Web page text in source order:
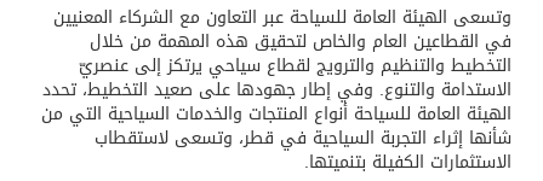
وتسعى الهيئة العامة للسياحة عبر التعاون مع الشركاء المعنيين
في القطاعين العام والخاص لتحقيق هذه المهمة من خلال
التخطيط والتنظيم والترويج لقطاع سياحي يرتكز إلى عنصريّ
الاستدامة والتنوع. وفي إطار جهودها على صعيد التخطيط، تحدد
الهيئة العامة للسياحة أنواع المنتجات والخدمات السياحية التي من
شأنها إثراء التجربة السياحية في قطر، وتسعى لاستقطاب
الاستثمارات الكفيلة بتنميتها.